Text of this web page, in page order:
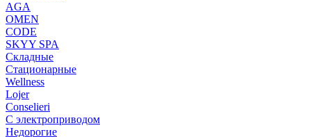
AGA
OMEN
CODE
SKYY SPA
Складные
Стационарные
Wellness
Lojer
Conselieri
С электроприводом
Недорогие